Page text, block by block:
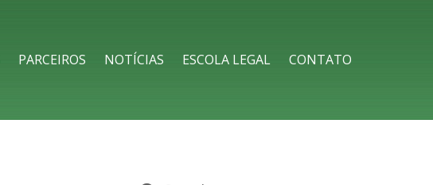
PARCEIROS NOTÍCIAS ESCOLA LEGAL CONTATO